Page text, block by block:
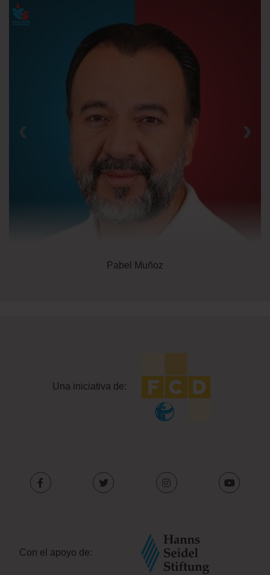
Pabel Muñoz
‹ ›
Una iniciativa de:
Con el apoyo de: